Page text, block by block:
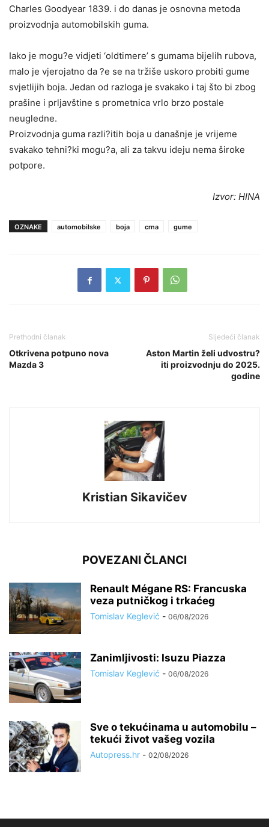
Charles Goodyear 1839. i do danas je osnovna metoda
proizvodnja automobilskih guma.
Iako je mogu?e vidjeti ‘oldtimere’ s gumama bijelih rubova,
malo je vjerojatno da ?e se na tržiše uskoro probiti gume
svjetlijih boja. Jedan od razloga je svakako i taj što bi zbog
prašine i prljavštine s prometnica vrlo brzo postale
neugledne.
Proizvodnja guma razli?itih boja u današnje je vrijeme
svakako tehni?ki mogu?a, ali za takvu ideju nema široke
potpore.
Izvor: HINA
OZNAKE automobilske boja crna gume
Prethodni članak
Otkrivena potpuno nova
Mazda 3
Sljedeći članak
Aston Martin želi udvostru?
iti proizvodnju do 2025.
godine
Kristian Sikavičev
POVEZANI ČLANCI
Renault Mégane RS: Francuska
veza putničkog i trkaćeg
Tomislav Keglević - 06/08/2026
Zanimljivosti: Isuzu Piazza
Tomislav Keglević - 06/08/2026
Sve o tekućinama u automobilu –
tekući život vašeg vozila
Autopress.hr - 02/08/2026